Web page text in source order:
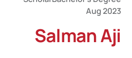
Aug 2023
Salman Aji